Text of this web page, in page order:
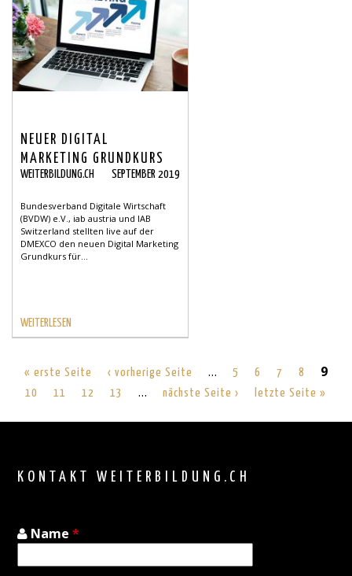
NEUER DIGITAL
MARKETING GRUNDKURS
FÜR DACH-RAUM
WEITERBILDUNG.CH SEPTEMBER 2019
Bundesverband Digitale Wirtschaft
(BVDW) e.V., iab austria und IAB
Switzerland stellten live auf der
DMEXCO den neuen Digital Marketing
Grundkurs für...
WEITERLESEN
« erste Seite ‹ vorherige Seite … 5 6 7 8 9
10 11 12 13 … nächste Seite › letzte Seite »
top
KONTAKT WEITERBILDUNG.CH
Name*